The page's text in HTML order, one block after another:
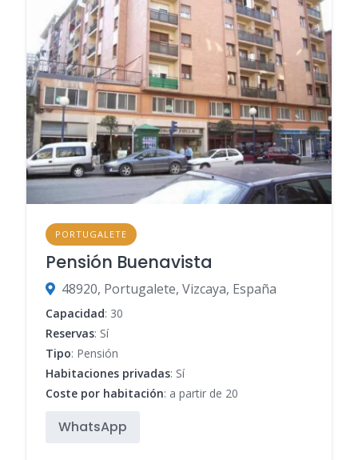
PORTUGALETE
Pensión Buenavista
48920, Portugalete, Vizcaya, España
Capacidad: 30
Reservas: Sí
Tipo: Pensión
Habitaciones privadas: Sí
Coste por habitación: a partir de 20
WhatsApp